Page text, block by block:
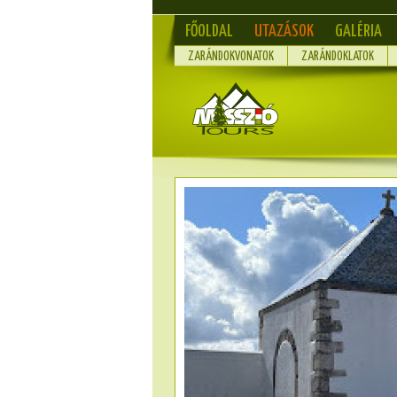
FŐOLDAL UTAZÁSOK GALÉRIA
ZARÁNDOKVONATOK ZARÁNDOKLATOK